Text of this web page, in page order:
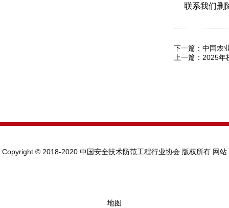
联系我们删
下一篇： 中国农
上一篇： 2025年
Copyright © 2018-2020 中国安全技术防范工程行业协会 版权所有 网站
地图